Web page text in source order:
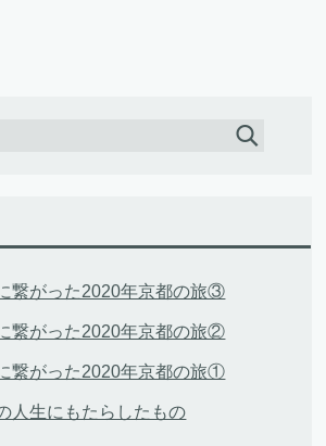
繋がった2020年京都の旅③
繋がった2020年京都の旅②
繋がった2020年京都の旅①
人生にもたらしたもの